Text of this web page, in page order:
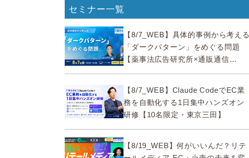
セミナー一覧
【8/7_WEB】具体的事例から考える
「ダークパターン」をめぐる問題
【薬事法広告研究所×通販通信
【8/7_WEB】Claude CodeでEC業
務を自動化する1日集中ハンズオン
研修【10名限定・東京三田】
【8/19_WEB】何がいいんだ？リテ